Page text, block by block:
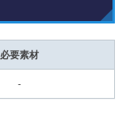
必要素材
-